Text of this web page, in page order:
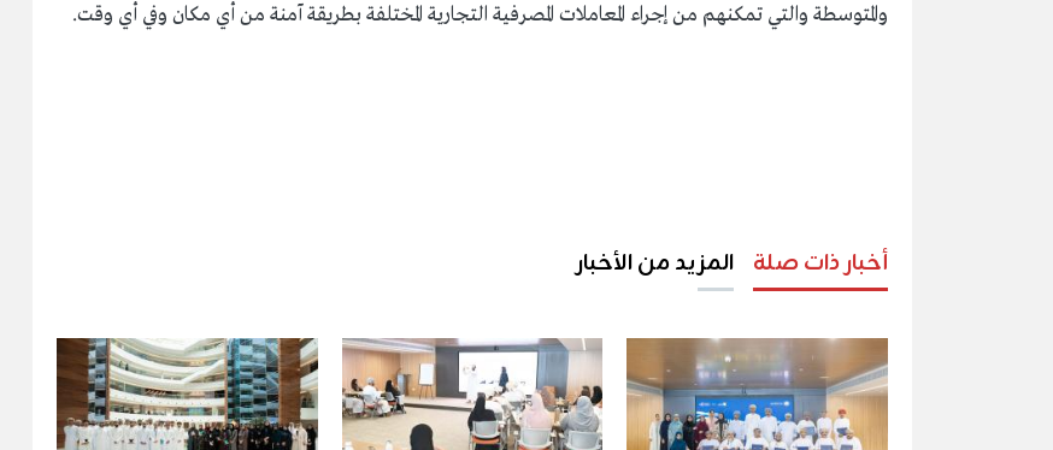
والمتوسطة والتي تمكنهم من إجراء المعاملات المصرفية التجارية المختلفة بطريقة آمنة من أي مكان وفي أي وقت.
أخبار ذات صلة المزيد من الأخبار